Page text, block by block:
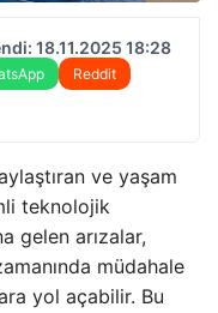
18.11.2025 18:28
Reddit
ve yaşam
teknolojik
gelen arızalar,
müdahale
yol açabilir. Bu